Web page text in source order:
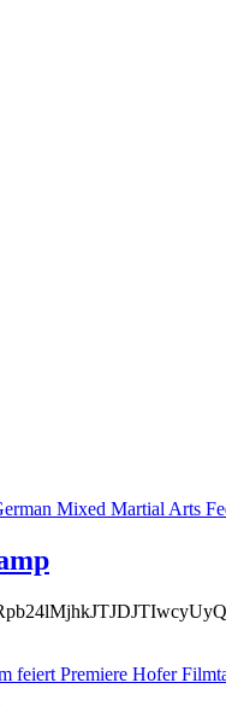
Mixed Martial Arts
feiert Premiere Hofer